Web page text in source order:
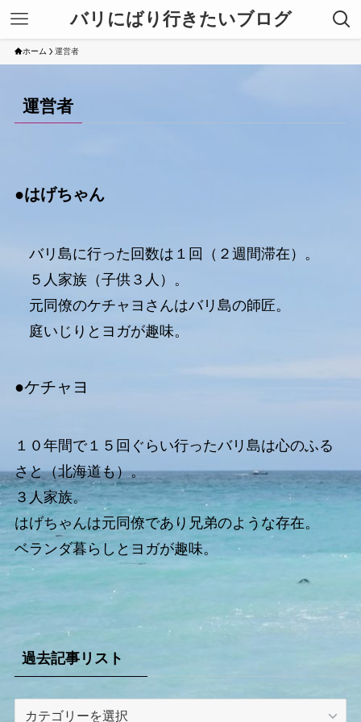
バリにばり行きたいブログ
ホーム 運営者
運営者
●はげちゃん
バリ島に行った回数は１回（２週間滞在）。
５人家族（子供３人）。
元同僚のケチャヨさんはバリ島の師匠。
庭いじりとヨガが趣味。
●ケチャヨ
１０年間で１５回ぐらい行ったバリ島は心のふる
さと（北海道も）。
３人家族。
はげちゃんは元同僚であり兄弟のような存在。
ベランダ暮らしとヨガが趣味。
過去記事リスト